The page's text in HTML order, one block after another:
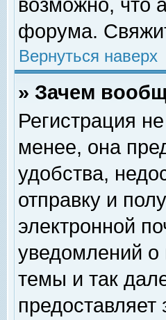
возможно, что
форума.
Вернуться наверх
» Зачем
Регистрация
менее, она
удобства,
отправку и
электронной
уведомлений
темы и так